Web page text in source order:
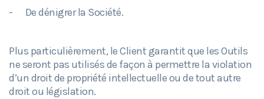
- De dénigrer la Société.
Plus particulièrement, le Client garantit que les Outils
ne seront pas utilisés de façon à permettre la violation
d’un droit de propriété intellectuelle ou de tout autre
droit ou législation.